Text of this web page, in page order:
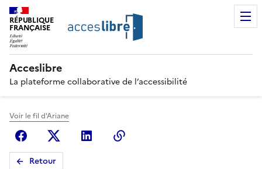
RÉPUBLIQUE
FRANÇAISE
Acceslibre
La plateforme collaborative de l’accessibilité
Voir le fil d'Ariane
FacebookX (anciennement Twitter)
Linkedin
Retour